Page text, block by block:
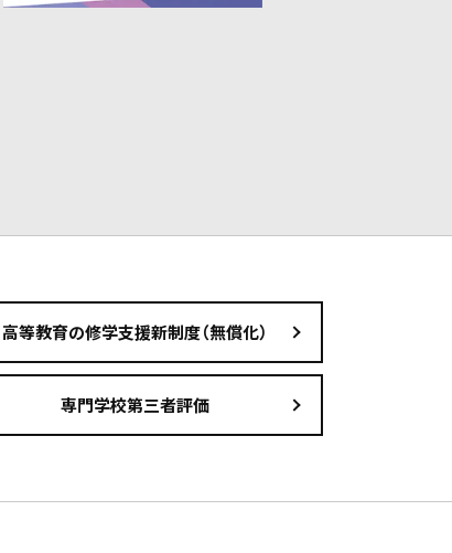
高等教育の修学支援新制度（無償化）
専門学校第三者評価